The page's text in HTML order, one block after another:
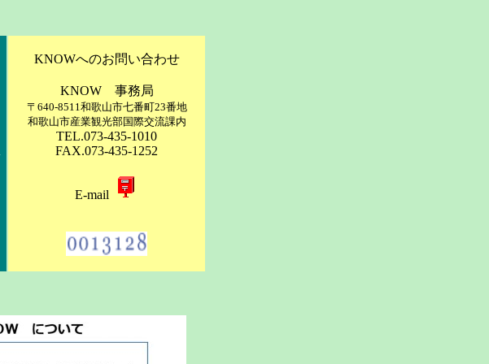
KNOWへのお問い合わせ
KNOW 事務局
〒640-8511和歌山市七番町23番地
和歌山市産業観光部国際交流課内
TEL.073-435-1010
FAX.073-435-1252
E-mail